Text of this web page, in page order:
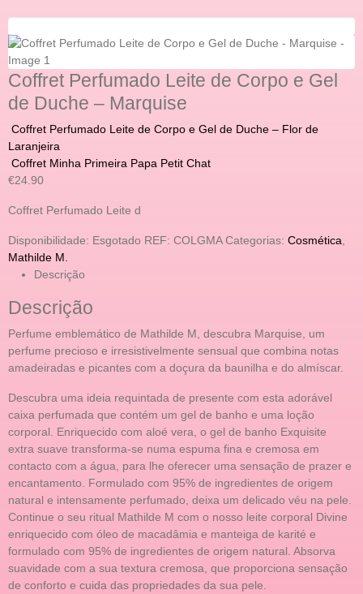
Coffret Perfumado Leite de Corpo e Gel
de Duche – Marquise
Coffret Perfumado Leite de Corpo e Gel de Duche – Flor de
Laranjeira
Coffret Minha Primeira Papa Petit Chat
€24.90
Coffret Perfumado Leite d
Disponibilidade: Esgotado REF: COLGMA Categorias: Cosmética
Mathilde M.
Descrição
Descrição
Perfume emblemático de Mathilde M, descubra Marquise, um
perfume precioso e irresistivelmente sensual que combina notas
amadeiradas e picantes com a doçura da baunilha e do almíscar.
Descubra uma ideia requintada de presente com esta adorável
caixa perfumada que contém um gel de banho e uma loção
corporal. Enriquecido com aloé vera, o gel de banho Exquisite
extra suave transforma-se numa espuma fina e cremosa em
contacto com a água, para lhe oferecer uma sensação de prazer e
encantamento. Formulado com 95% de ingredientes de origem
natural e intensamente perfumado, deixa um delicado véu na pele.
Continue o seu ritual Mathilde M com o nosso leite corporal Divine
enriquecido com óleo de macadâmia e manteiga de karité e
formulado com 95% de ingredientes de origem natural. Absorva
suavidade com a sua textura cremosa, que proporciona sensação
de conforto e cuida das propriedades da sua pele.